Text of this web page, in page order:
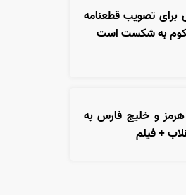
برای تصویب قطعنامه
به شکست است
هرمز و خلیج فارس به
+ فیلم